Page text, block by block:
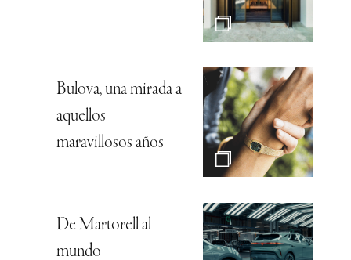
Bulova, una mirada a
aquellos
maravillosos años
De Martorell al
mundo